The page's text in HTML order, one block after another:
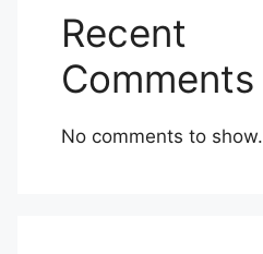
Recent
Comments
No comments to show.